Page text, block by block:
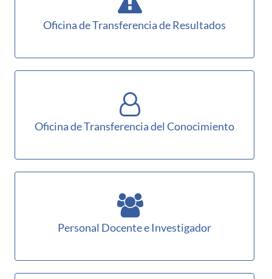
Oficina de Transferencia de Resultados
Oficina de Transferencia del Conocimiento
Personal Docente e Investigador